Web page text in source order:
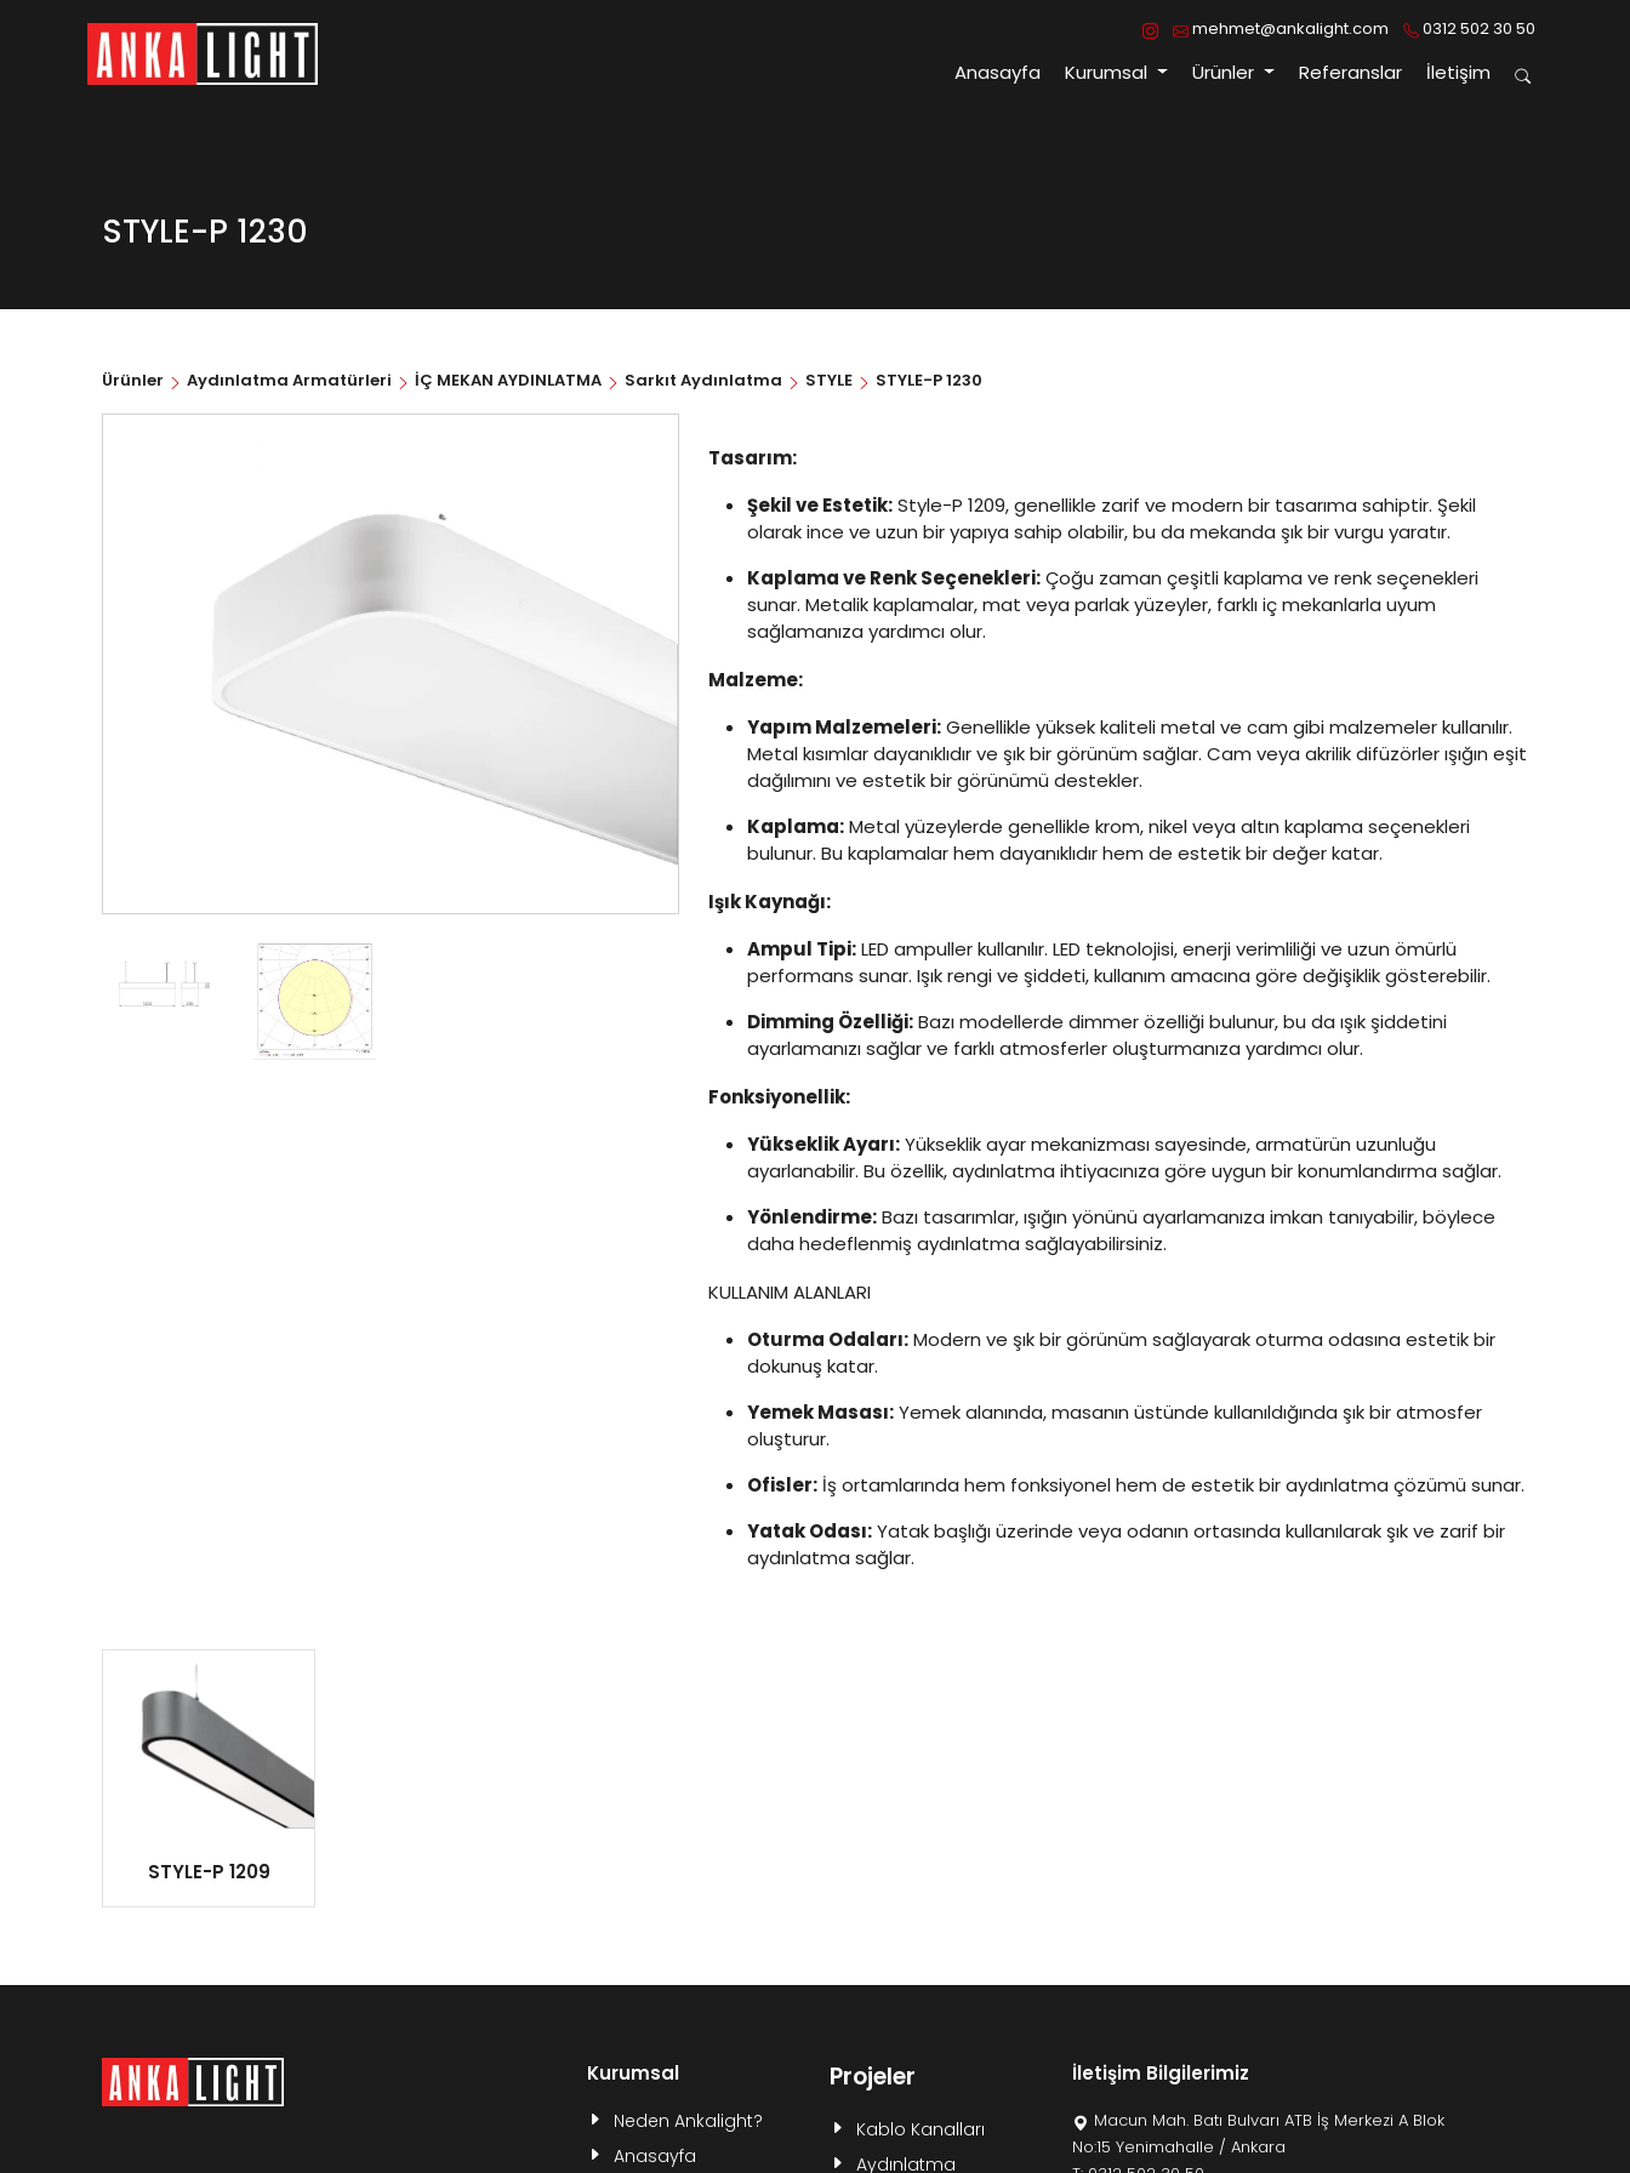
mehmet@ankalight.com 0312 502 30 50
Anasayfa Kurumsal Ürünler Referanslar İletişim
STYLE-P 1230
Ürünler Aydınlatma Armatürleri İÇ MEKAN AYDINLATMA Sarkıt Aydınlatma STYLE STYLE-P 1230
Tasarım:
Şekil ve Estetik:Style-P 1209, genellikle zarif ve modern bir tasarıma sahiptir. Şekil
olarak ince ve uzun bir yapıya sahip olabilir, bu da mekanda şık bir vurgu yaratır.
Kaplama ve Renk Seçenekleri:Çoğu zaman çeşitli kaplama ve renk seçenekleri
sunar. Metalik kaplamalar, mat veya parlak yüzeyler, farklı iç mekanlarla uyum
sağlamanıza yardımcı olur.
Malzeme:
Yapım Malzemeleri:Genellikle yüksek kaliteli metal ve cam gibi malzemeler kullanılır.
Metal kısımlar dayanıklıdır ve şık bir görünüm sağlar. Cam veya akrilik difüzörler ışığın eşit
dağılımını ve estetik bir görünümü destekler.
Kaplama:Metal yüzeylerde genellikle krom, nikel veya altın kaplama seçenekleri
bulunur. Bu kaplamalar hem dayanıklıdır hem de estetik bir değer katar.
Işık Kaynağı:
Ampul Tipi:LED ampuller kullanılır. LED teknolojisi, enerji verimliliği ve uzun ömürlü
performans sunar. Işık rengi ve şiddeti, kullanım amacına göre değişiklik gösterebilir.
Dimming Özelliği:Bazı modellerde dimmer özelliği bulunur, bu da ışık şiddetini
ayarlamanızı sağlar ve farklı atmosferler oluşturmanıza yardımcı olur.
Fonksiyonellik:
Yükseklik Ayarı:Yükseklik ayar mekanizması sayesinde, armatürün uzunluğu
ayarlanabilir. Bu özellik, aydınlatma ihtiyacınıza göre uygun bir konumlandırma sağlar.
Yönlendirme:Bazı tasarımlar, ışığın yönünü ayarlamanıza imkan tanıyabilir, böylece
daha hedeflenmiş aydınlatma sağlayabilirsiniz.
KULLANIM ALANLARI
Oturma Odaları:Modern ve şık bir görünüm sağlayarak oturma odasına estetik bir
dokunuş katar.
Yemek Masası:Yemek alanında, masanın üstünde kullanıldığında şık bir atmosfer
oluşturur.
Ofisler: İş ortamlarında hem fonksiyonel hem de estetik bir aydınlatma çözümü sunar.
Yatak Odası:Yatak başlığı üzerinde veya odanın ortasında kullanılarak şık ve zarif bir
aydınlatma sağlar.
STYLE-P 1209
Kurumsal
Neden Ankalight?
Anasayfa
Projeler
Kablo Kanalları
Aydınlatma
İletişim Bilgilerimiz
Macun Mah. Batı Bulvarı ATB İş Merkezi A Blok
No:15 Yenimahalle / Ankara